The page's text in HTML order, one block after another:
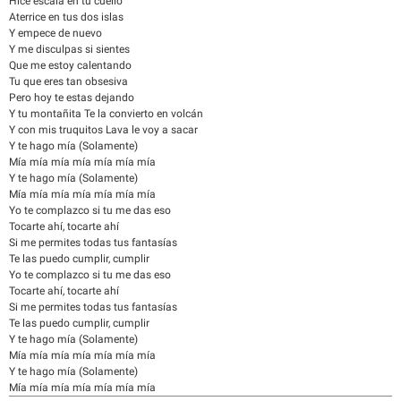
Aterrice en tus dos islas
Y empece de nuevo
Y me disculpas si sientes
Que me estoy calentando
Tu que eres tan obsesiva
Pero hoy te estas dejando
Y tu montañita Te la convierto en volcán
Y con mis truquitos Lava le voy a sacar
Y te hago mía (Solamente)
Mía mía mía mía mía mía mía
Y te hago mía (Solamente)
Mía mía mía mía mía mía mía
Yo te complazco si tu me das eso
Tocarte ahí, tocarte ahí
Si me permites todas tus fantasías
Te las puedo cumplir, cumplir
Yo te complazco si tu me das eso
Tocarte ahí, tocarte ahí
Si me permites todas tus fantasías
Te las puedo cumplir, cumplir
Y te hago mía (Solamente)
Mía mía mía mía mía mía mía
Y te hago mía (Solamente)
Mía mía mía mía mía mía mía